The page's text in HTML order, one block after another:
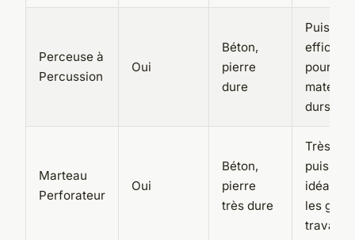
Perceuse à
Percussion
Oui
Béton,
pierre
dure
efficace
pour les
durs
Marteau
Perforateur
Oui
Béton,
pierre
très dure
Très
idéal
les gros
travaux